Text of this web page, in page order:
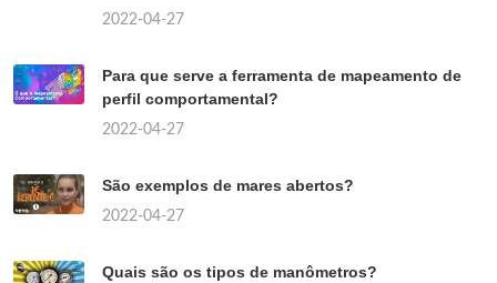
2022-04-27
Para que serve a ferramenta de mapeamento de
perfil comportamental?
2022-04-27
São exemplos de mares abertos?
2022-04-27
Quais são os tipos de manômetros?